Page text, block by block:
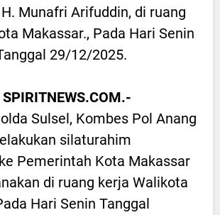
Munafri Arifuddin, di ruang
Makassar., Pada Hari Senin
29/12/2025.
Sulsel, Kombes Pol Anang
silaturahim
Pemerintah Kota Makassar
di ruang kerja Walikota
Hari Senin Tanggal